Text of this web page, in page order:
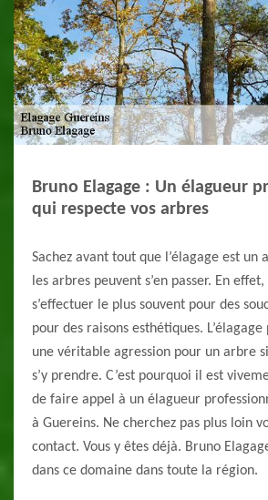
Bruno Elagage : Un élagueur
qui respecte vos arbres
Sachez avant tout que l’élagage est
les arbres peuvent s’en passer. En effet,
s’effectuer le plus souvent pour des
pour des raisons esthétiques.
une véritable agression pour un arbre
s’y prendre. C’est pourquoi il est
de faire appel à un élagueur
à Guereins. Ne cherchez pas plus loin
contact. Vous y êtes déjà. Bruno
dans ce domaine dans toute la région.